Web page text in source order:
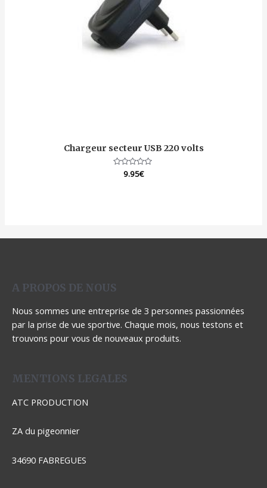
Chargeur secteur USB 220 volts
Note9.95€
A PROPOS DE NOUS
Nous sommes une entreprise de 3 personnes passionnées
par la prise de vue sportive. Chaque mois, nous testons et
trouvons pour vous de nouveaux produits.
MENTIONS LEGALES
ATC PRODUCTION
ZA du pigeonnier
34690 FABREGUES